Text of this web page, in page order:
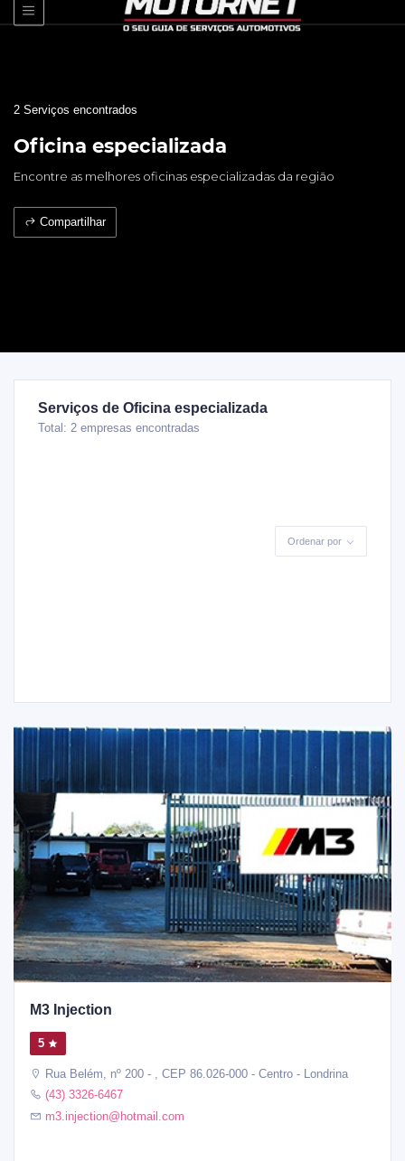
2 Serviços encontrados
Oficina especializada
Encontre as melhores oficinas especializadas da região
Compartilhar
Serviços de Oficina especializada
Total: 2 empresas encontradas
Ordenar por
M3 Injection
5
Rua Belém, nº 200 - , CEP 86.026-000 - Centro - Londrina
(43) 3326-6467
m3.injection@hotmail.com